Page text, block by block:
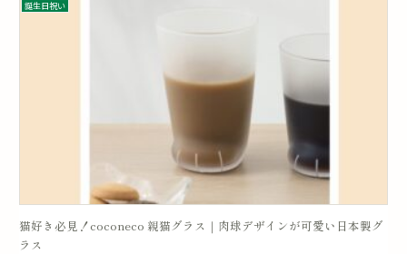
誕生日祝い
猫好き必見！coconeco 親猫グラス｜肉球デザインが可愛い日本製グ
ラス